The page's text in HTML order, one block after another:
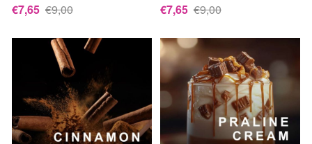
€7,65 €9,00 €7,65 €9,00